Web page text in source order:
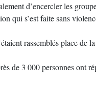
d’encercler les
qui s’est faite sans
rassemblés place de
de 3 000 personnes ont